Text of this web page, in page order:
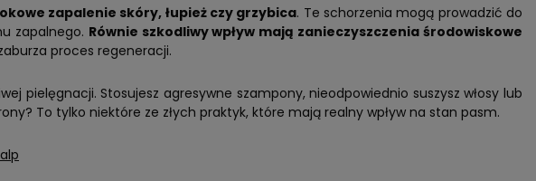
zapalenie skóry, łupież czy grzybica. Te schorzenia mogą prowadzić do
zapalnego. Równie szkodliwy wpływ mają zanieczyszczenia środowiskowe
proces regeneracji.
pielęgnacji. Stosujesz agresywne szampony, nieodpowiednio suszysz włosy lub
To tylko niektóre ze złych praktyk, które mają realny wpływ na stan pasm.